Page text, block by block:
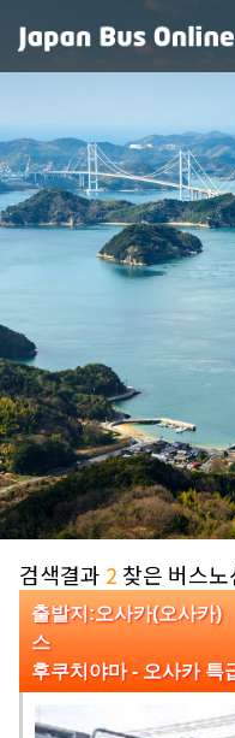
검색결과 2 찾은 버스노
출발지:오사카(오사
스
후쿠치야마 - 오사카 특